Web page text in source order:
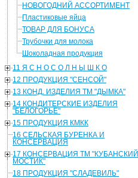
НОВОГОДНИЙ АССОРТИМЕНТ
Пластиковые яйца
ТОВАР ДЛЯ БОНУСА
Трубочки для молока
Шоколадная продукция
11 Я С Н О С О Л Н Ы Ш К О
12 ПРОДУКЦИЯ "СЕНСОЙ"
13 КОНД. ИЗДЕЛИЯ ТМ "ДЫМКА"
14 КОНДИТЕРСКИЕ ИЗДЕЛИЯ
"БЕЛОГОРЬЕ"
15 ПРОДУКЦИЯ КМКК
16 СЕЛЬСКАЯ БУРЕНКА И
КОНСЕРВАЦИЯ
17 КОНСЕРВАЦИЯ ТМ "КУБАНСКИЙ
МОСТИК"
18 ПРОДУКЦИЯ "СЛАДЕВИЛЬ"